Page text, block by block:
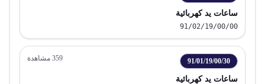
ساعات يد كهربائية
91/02/19/00/00
91/01/19/00/30
359 مشاهدة
ساعات يد كهربائية